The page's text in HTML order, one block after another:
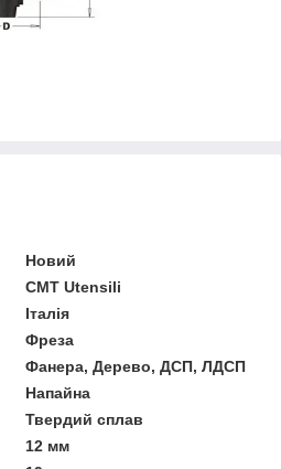
Новий
CMT Utensili
Італія
Фреза
Фанера, Дерево, ДСП, ЛДСП
Напайна
Твердий сплав
12 мм